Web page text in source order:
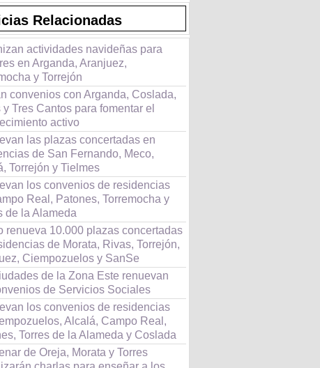
Relacionadas
actividades navideñas para
en Arganda, Aranjuez,
y Torrejón
convenios con Arganda, Coslada,
y Tres Cantos para fomentar el
activo
las plazas concertadas en
de San Fernando, Meco,
Torrejón y Tielmes
los convenios de residencias
Real, Patones, Torremocha y
de la Alameda
renueva 10.000 plazas concertadas
de Morata, Rivas, Torrejón,
Ciempozuelos y SanSe
de la Zona Este renuevan
de Servicios Sociales
los convenios de residencias
Alcalá, Campo Real,
Torres de la Alameda y Coslada
de Oreja, Morata y Torres